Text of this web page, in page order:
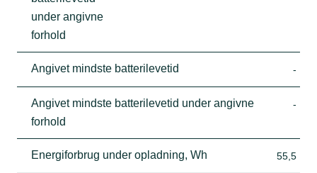
under angivne
forhold
Angivet mindste batterilevetid -
Angivet mindste batterilevetid under angivne
forhold
-
Energiforbrug under opladning, Wh 55,5